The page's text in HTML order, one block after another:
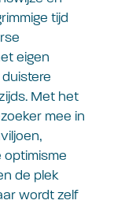
tijd
eigen
Met het
mee in
de plek
wordt zelf